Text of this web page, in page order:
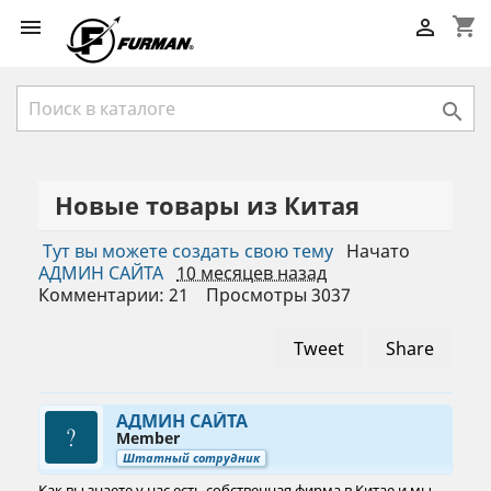
 shopping_cart


Новые товары из Китая
Тут вы можете создать свою тему Начато
АДМИН САЙТА 10 месяцев назад
Комментарии: 21
Просмотры 3037
Tweet Share
АДМИН САЙТА
Member
Штатный сотрудник